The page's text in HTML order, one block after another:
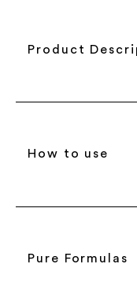
Product
How to use
Pure Formulas